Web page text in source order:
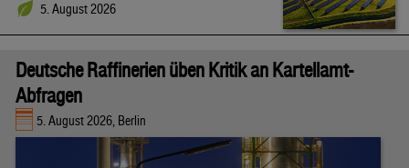
5. August 2026
Deutsche Raffinerien üben Kritik an Kartellamt-
Abfragen
5. August 2026, Berlin